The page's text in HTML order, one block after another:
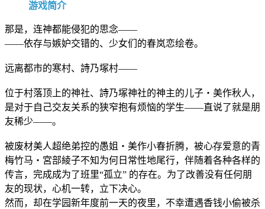
游戏简介
那是，连神都能侵犯的思念——
——依存与嫉妒交错的、少女们的春岚恋绘卷。
远离都市的寒村、詩乃塚村——
位于村落顶上的神社、詩乃塚神社的神主的儿子・美作秋人，
是对于自己交友关系的狭窄抱有烦恼的学生——直说了就是朋
友稀少——。
被废材美人超绝弟控的愚姐・美作小春折腾，被心存爱意的青
梅竹马・宮部綾子不知为何日常性地尾行，伴随着各种各样的
传言，完成成为了班里“孤立” 的存在。为了改善没有任何朋
友的现状，心机一转，立下决心。
然而，却在学园新年度前一天的夜里，不幸遭遇香钱小偷被杀